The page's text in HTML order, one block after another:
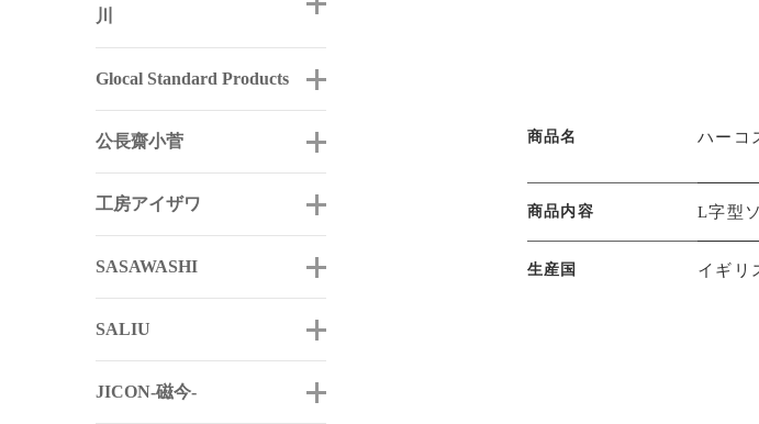
川
Glocal Standard Products
公長齋小菅
工房アイザワ
SASAWASHI
SALIU
JICON-磁今-
商品名 ハーコ
商品内容 L字型
生産国 イギリ